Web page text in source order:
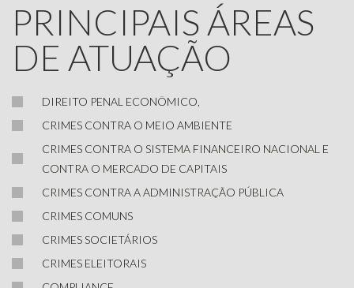
PRINCIPAIS ÁREAS
DE ATUAÇÃO
DIREITO PENAL ECONÔMICO,
CRIMES CONTRA O MEIO AMBIENTE
CRIMES CONTRA O SISTEMA FINANCEIRO NACIONAL E
CONTRA O MERCADO DE CAPITAIS
CRIMES CONTRA A ADMINISTRAÇÃO PÚBLICA
CRIMES COMUNS
CRIMES SOCIETÁRIOS
CRIMES ELEITORAIS